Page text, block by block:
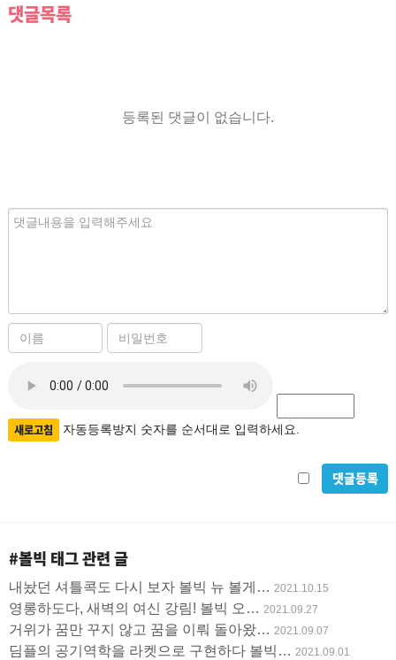
댓글목록
등록된 댓글이 없습니다.
내
름
비
밀
수
등
새로고침 자동등록방지 숫자를 순서대로 입력하세요.
비
용
#볼빅 태그 관련 글
내놨던 셔틀콕도 다시 보자 볼빅 뉴 볼게… 2021.10.15
영롱하도다, 새벽의 여신 강림! 볼빅 오… 2021.09.27
거위가 꿈만 꾸지 않고 꿈을 이뤄 돌아왔… 2021.09.07
딤플의 공기역학을 라켓으로 구현하다 볼빅… 2021.09.01